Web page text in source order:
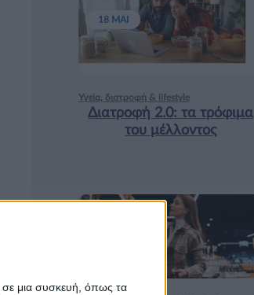
σε μια συσκευή, όπως τα
Υγεία, διατροφή & lifestyle
Διατροφή 2.0: τα τρόφιμα
του μέλλοντος
18 ΜΑΙ